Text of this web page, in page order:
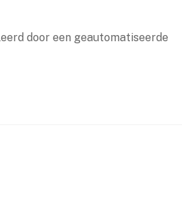
door een geautomatiseerde